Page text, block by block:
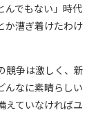
んでもない」時代
か漕ぎ着けたわけ
競争は激しく、新
んなに素晴らしい
えていなければユ